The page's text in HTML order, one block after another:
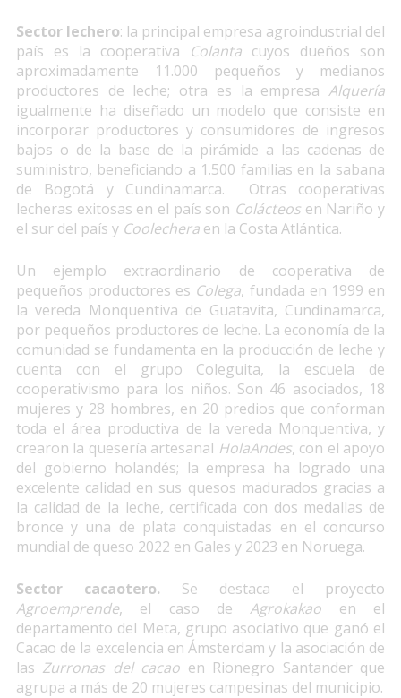
Sector lechero: la principal empresa agroindustrial del
país es la cooperativa Colanta cuyos dueños son
aproximadamente 11.000 pequeños y medianos
productores de leche; otra es la empresaAlquería
igualmente ha diseñado un modelo que consiste en
incorporar productores y consumidores de ingresos
bajos o de la base de la pirámide a las cadenas de
suministro, beneficiando a 1.500 familias en la sabana
de Bogotá y Cundinamarca. Otras cooperativas
lecheras exitosas en el país son Colácteos en Nariño y
el sur del país y Coolecheraen la Costa Atlántica.
Un ejemplo extraordinario de cooperativa de
pequeños productores es Colega, fundada en 1999 en
la vereda Monquentiva de Guatavita, Cundinamarca,
por pequeños productores de leche. La economía de la
comunidad se fundamenta en la producción de leche y
cuenta con el grupo Coleguita, la escuela de
cooperativismo para los niños. Son 46 asociados, 18
mujeres y 28 hombres, en 20 predios que conforman
toda el área productiva de la vereda Monquentiva, y
crearon la quesería artesanal HolaAndes, con el apoyo
del gobierno holandés; la empresa ha logrado una
excelente calidad en sus quesos madurados gracias a
la calidad de la leche, certificada con dos medallas de
bronce y una de plata conquistadas en el concurso
mundial de queso 2022 en Gales y 2023 en Noruega.
Sector cacaotero. Se destaca el proyecto
Agroemprende, el caso deAgrokakao en el
departamento del Meta, grupo asociativo que ganó el
Cacao de la excelencia en Ámsterdam y la asociación de
las Zurronas del cacao en Rionegro Santander que
agrupa a más de 20 mujeres campesinas del municipio.